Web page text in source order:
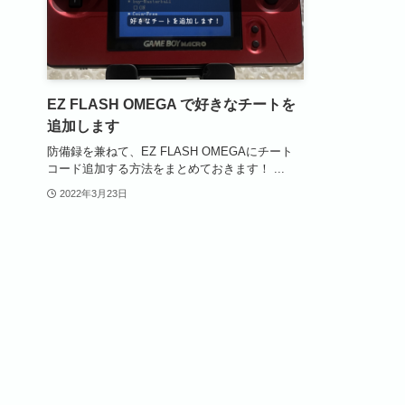
EZ FLASH OMEGA で好きなチートを
追加します
防備録を兼ねて、EZ FLASH OMEGAにチート
コード追加する方法をまとめておきます！ ...
2022年3月23日